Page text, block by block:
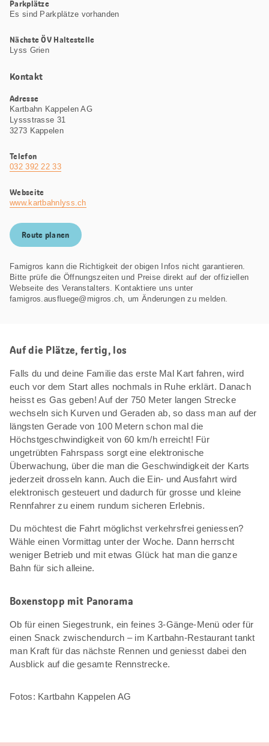
Parkplätze
Es sind Parkplätze vorhanden
Nächste ÖV Haltestelle
Lyss Grien
Kontakt
Adresse
Kartbahn Kappelen AG
Lyssstrasse 31
3273 Kappelen
Telefon
032 392 22 33
Webseite
www.kartbahnlyss.ch
Route planen
Famigros kann die Richtigkeit der obigen Infos nicht garantieren.
Bitte prüfe die Öffnungszeiten und Preise direkt auf der offiziellen
Webseite des Veranstalters. Kontaktiere uns unter
famigros.ausfluege@migros.ch, um Änderungen zu melden.
Auf die Plätze, fertig, los
Falls du und deine Familie das erste Mal Kart fahren, wird
euch vor dem Start alles nochmals in Ruhe erklärt. Danach
heisst es Gas geben! Auf der 750 Meter langen Strecke
wechseln sich Kurven und Geraden ab, so dass man auf der
längsten Gerade von 100 Metern schon mal die
Höchstgeschwindigkeit von 60 km/h erreicht! Für
ungetrübten Fahrspass sorgt eine elektronische
Überwachung, über die man die Geschwindigkeit der Karts
jederzeit drosseln kann. Auch die Ein- und Ausfahrt wird
elektronisch gesteuert und dadurch für grosse und kleine
Rennfahrer zu einem rundum sicheren Erlebnis.
Du möchtest die Fahrt möglichst verkehrsfrei geniessen?
Wähle einen Vormittag unter der Woche. Dann herrscht
weniger Betrieb und mit etwas Glück hat man die ganze
Bahn für sich alleine.
Boxenstopp mit Panorama
Ob für einen Siegestrunk, ein feines 3-Gänge-Menü oder für
einen Snack zwischendurch – im Kartbahn-Restaurant tankt
man Kraft für das nächste Rennen und geniesst dabei den
Ausblick auf die gesamte Rennstrecke.
Fotos: Kartbahn Kappelen AG